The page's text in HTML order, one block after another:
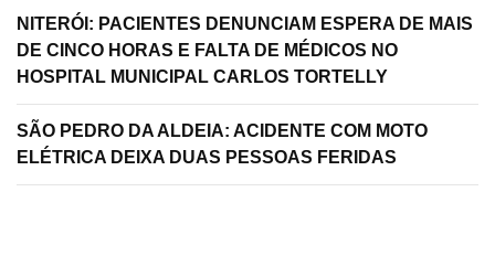
NITERÓI: PACIENTES DENUNCIAM ESPERA DE MAIS
DE CINCO HORAS E FALTA DE MÉDICOS NO
HOSPITAL MUNICIPAL CARLOS TORTELLY
SÃO PEDRO DA ALDEIA: ACIDENTE COM MOTO
ELÉTRICA DEIXA DUAS PESSOAS FERIDAS